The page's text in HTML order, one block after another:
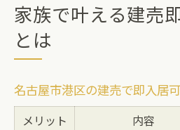
港区で建売を探すな
は
新生活を始めるなら建売
家族で叶える建売
とは
名古屋市港区の建売で即入居
メリット 内容